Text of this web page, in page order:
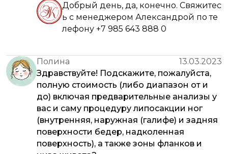
Добрый день, да, конечно. Свяжитес
ь с менеджером Александрой по те
лефону +7 985 643 888 0
Полина
13.03.2023
Здравствуйте! Подскажите, пожалуйста,
полную стоимость (либо диапазон от и
до) включая предварительные анализы у
вас и саму процедуру липосакции ног
(внутренняя, наружная (галифе) и задняя
поверхности бедер, надколенная
поверхность), а также зоны фланков и